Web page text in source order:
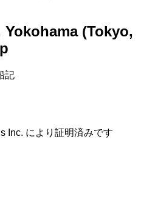
(Tokyo,
記
Inc. により証明済みです